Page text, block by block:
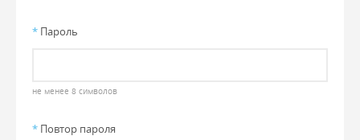
* Пароль
не менее 8 символов
* Повтор пароля